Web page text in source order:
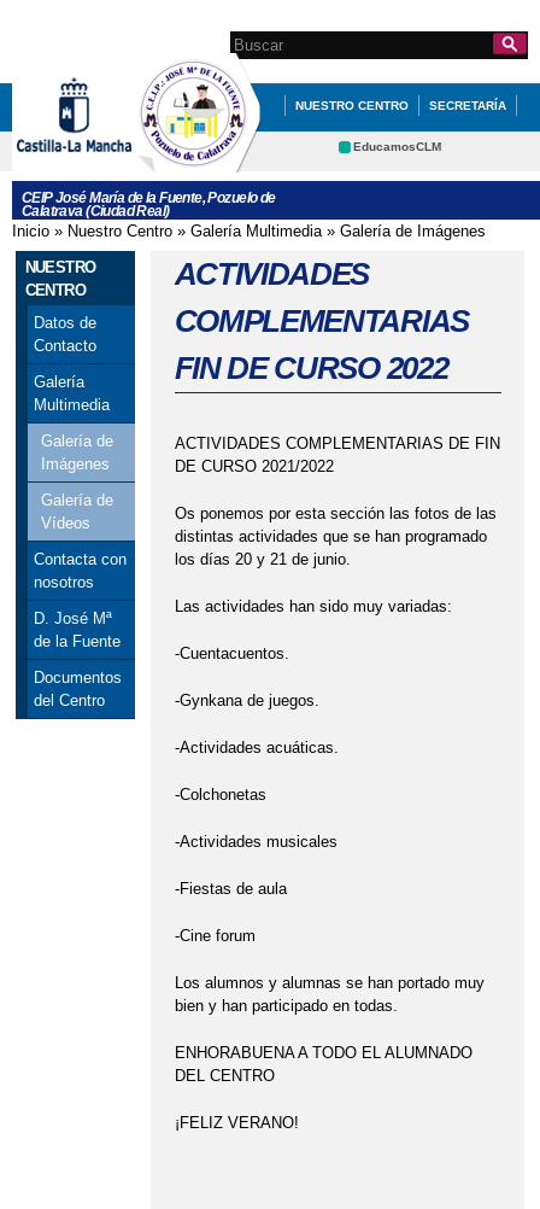
contenido
principalFormulario de
búsqueda
Search this site
NUESTRO CENTRO SECRETARÍA
EDUCACIÓN QUÉ HACEMOS
EducamosCLM
Contacto Cultura
Deportes
CEIP José María de la Fuente, Pozuelo de
Calatrava (Ciudad Real)
Se encuentra usted aquí
Inicio » Nuestro Centro » Galería Multimedia» Galería de Imágenes
NUESTRO
CENTRO
Datos de
Contacto
Galería
Multimedia
Galería de
Imágenes
Galería de
Vídeos
Contacta con
nosotros
D. José Mª
de la Fuente
Documentos
del Centro
ACTIVIDADES
COMPLEMENTARIAS
FIN DE CURSO 2022
ACTIVIDADES COMPLEMENTARIAS DE FIN
DE CURSO 2021/2022
Os ponemos por esta sección las fotos de las
distintas actividades que se han programado
los días 20 y 21 de junio.
Las actividades han sido muy variadas:
-Cuentacuentos.
-Gynkana de juegos.
-Actividades acuáticas.
-Colchonetas
-Actividades musicales
-Fiestas de aula
-Cine forum
Los alumnos y alumnas se han portado muy
bien y han participado en todas.
ENHORABUENA A TODO EL ALUMNADO
DEL CENTRO
¡FELIZ VERANO!